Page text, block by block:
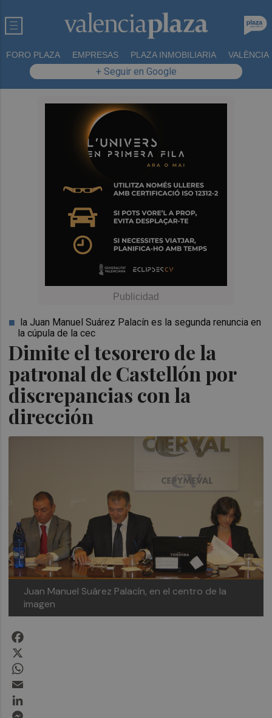
FORO PLAZA EMPRESAS PLAZA INMOBILIARIA VALÈNCIA
+ Seguir en Google
Dimite el tesorero de la
patronal de Castellón por
discrepancias con la
dirección
la Juan Manuel Suárez Palacín es la segunda renuncia en
la cúpula de la cec
Juan Manuel Suárez Palacín, en el centro de la
imagen